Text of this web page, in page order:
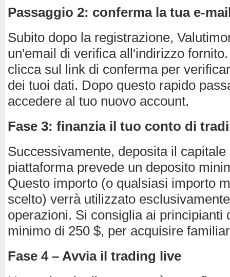
Passaggio 2: conferma la tua e-
Subito dopo la registrazione,
un'email di verifica all'indirizzo
clicca sul link di conferma per
dei tuoi dati. Dopo questo rapido
accedere al tuo nuovo account.
Fase 3: finanzia il tuo conto di
Successivamente, deposita il
piattaforma prevede un deposito
Questo importo (o qualsiasi importo
scelto) verrà utilizzato
operazioni. Si consiglia ai principianti
minimo di 250 $, per acquisire
Fase 4 – Avvia il trading live